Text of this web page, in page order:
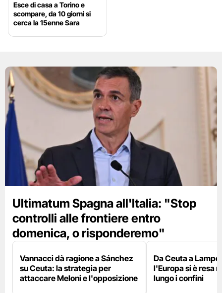
Esce di casa a Torino e
scompare, da 10 giorni si
cerca la 15enne Sara
Ultimatum Spagna all'Italia: "Stop
controlli alle frontiere entro
domenica, o risponderemo"
Vannacci dà ragione a Sánchez
su Ceuta: la strategia per
attaccare Meloni e l'opposizione
Da Ceuta a
l'Europa si è resa
lungo i confini